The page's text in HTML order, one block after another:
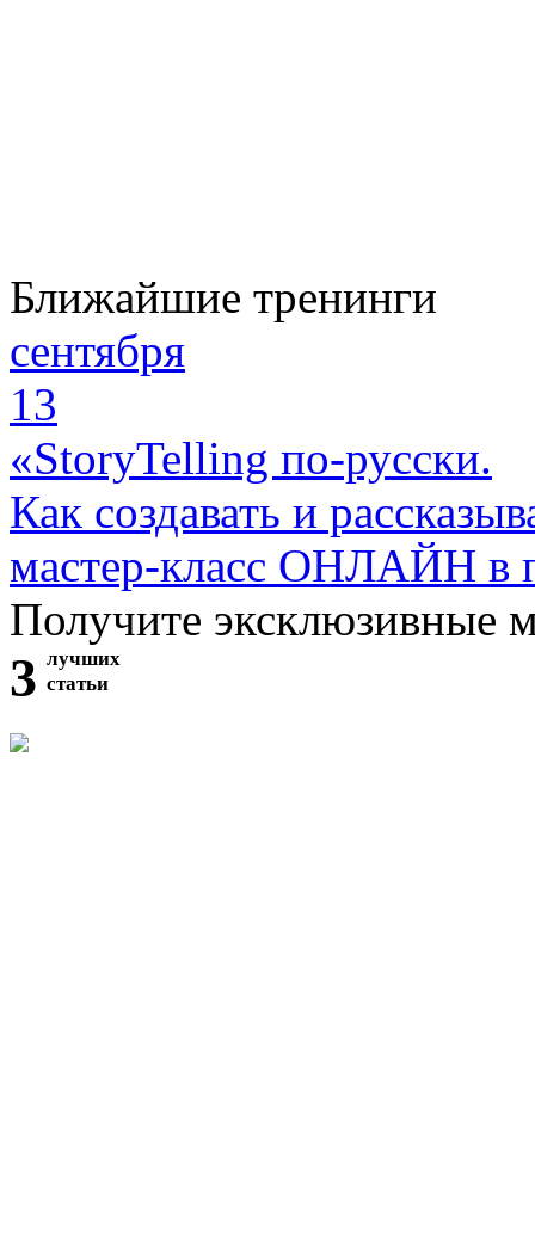
Ближайшие тренинги
сентября
13
«StoryTelling по-русски.
Как создавать и
мастер-класс ОНЛАЙН в
Получите эксклюзивные
3 лучших
статьи